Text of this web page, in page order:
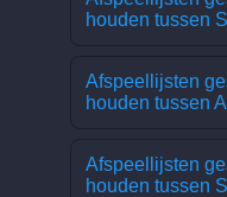
houden tussen
Afspeellijsten
houden tussen
Afspeellijsten
houden tussen